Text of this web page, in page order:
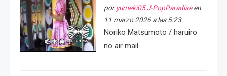
por yumeki05 J-PopParadiseen
11 marzo 2026 a las 5:23
Noriko Matsumoto / haruiro
no air mail